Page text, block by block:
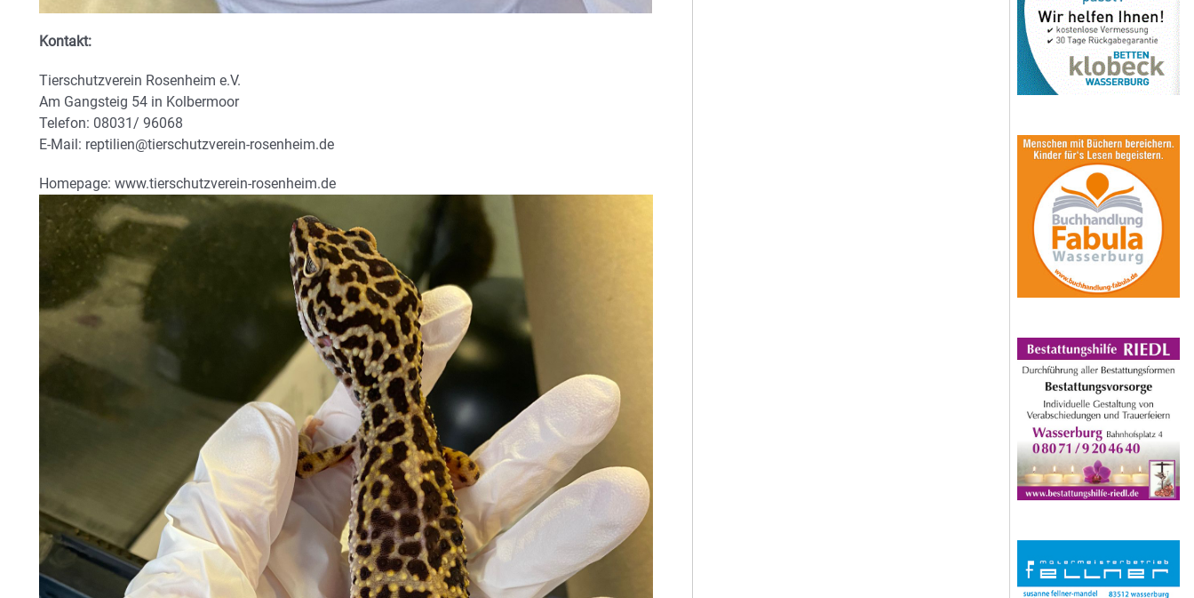
Kontakt:
Tierschutzverein Rosenheim e.V.
Am Gangsteig 54 in Kolbermoor
Telefon: 08031/ 96068
E-Mail: reptilien@tierschutzverein-rosenheim.de
Homepage: www.tierschutzverein-rosenheim.de